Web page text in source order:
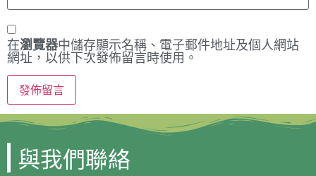
在瀏覽器中儲存顯示名稱、電子郵件地址及個人網站
網址，以供下次發佈留言時使用。
與我們聯絡